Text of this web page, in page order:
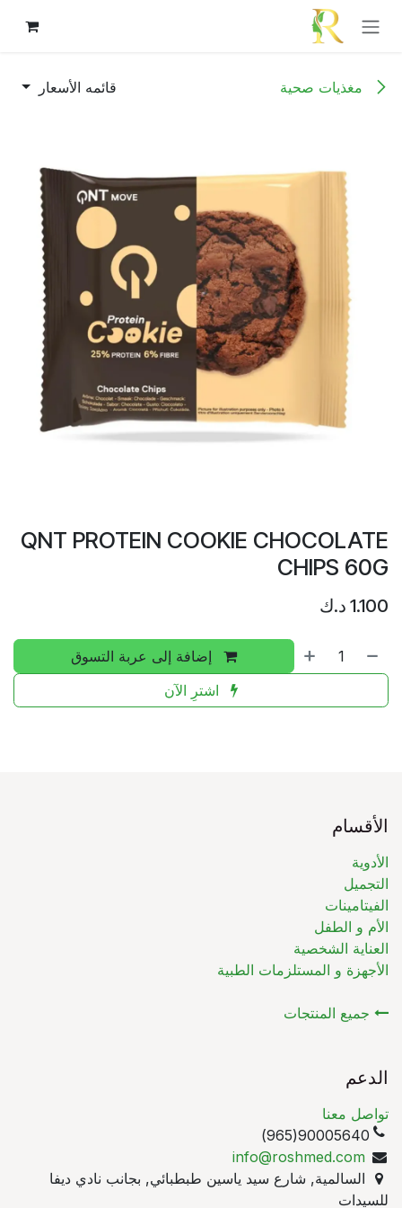
تخطي للذهاب إلى المحتوى
مغذيات صحية قائمه الأسعار
QNT PROTEIN COOKIE CHOCOLATE
CHIPS 60G
1.100 د.ك
إضافة إلى عربة التسوق
اشترِ الآن
الأقسام
الأدوية
التجميل
الفيتامينات
الأم و الطفل
العناية الشخصية
الأجهزة و المستلزمات الطبية
جميع المنتجات
الدعم
تواصل معنا
90005640(965)
info@roshmed.com
السالمية, شارع سيد ياسين طبطبائي, بجانب نادي ديفا
للسيدات